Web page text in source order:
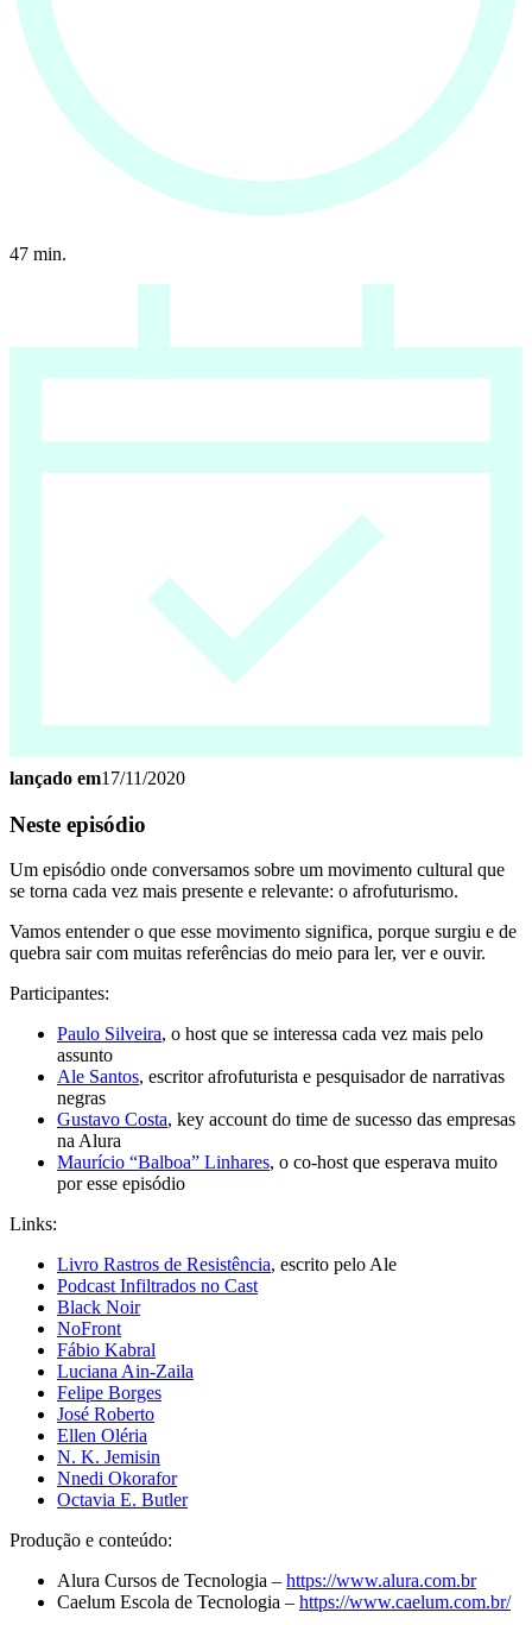
47 min.
lançado em17/11/2020
Neste episódio
Um episódio onde conversamos sobre um movimento cultural que
se torna cada vez mais presente e relevante: o afrofuturismo.
Vamos entender o que esse movimento significa, porque surgiu e de
quebra sair com muitas referências do meio para ler, ver e ouvir.
Participantes:
Paulo Silveira, o host que se interessa cada vez mais pelo
assunto
Ale Santos, escritor afrofuturista e pesquisador de narrativas
negras
Gustavo Costa, key account do time de sucesso das empresas
na Alura
Maurício “Balboa” Linhares, o co-host que esperava muito
por esse episódio
Links:
Livro Rastros de Resistência, escrito pelo Ale
Podcast Infiltrados no Cast
Black Noir
NoFront
Fábio Kabral
Luciana Ain-Zaila
Felipe Borges
José Roberto
Ellen Oléria
N. K. Jemisin
Nnedi Okorafor
Octavia E. Butler
Produção e conteúdo:
Alura Cursos de Tecnologia – https://www.alura.com.br
Caelum Escola de Tecnologia – https://www.caelum.com.br/